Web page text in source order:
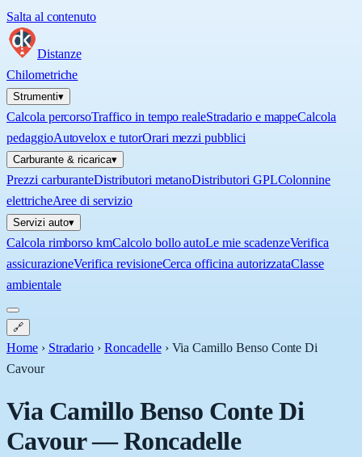
Salta al contenuto
Distanze
Chilometriche
Strumenti▾
Calcola percorsoTraffico in tempo realeStradario e mappeCalcola
pedaggioAutovelox e tutorOrari mezzi pubblici
Carburante & ricarica▾
Prezzi carburanteDistributori metanoDistributori GPLColonnine
elettricheAree di servizio
Servizi auto▾
Calcola rimborso kmCalcolo bollo autoLe mie scadenzeVerifica
assicurazioneVerifica revisioneCerca officina autorizzataClasse
ambientale
🔗
Home › Stradario › Roncadelle › Via Camillo Benso Conte Di
Cavour
Via Camillo Benso Conte Di
Cavour—Roncadelle